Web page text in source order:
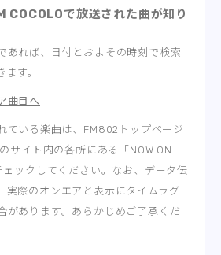
COCOLOで放送された曲が知り
あれば、日付とおよその時刻で検索
ます。
曲目へ
ている楽曲は、FM802トップページ
サイト内の各所にある「NOW ON
ェックしてください。なお、データ伝
実際のオンエアと表示にタイムラグ
があります。あらかじめご了承くだ